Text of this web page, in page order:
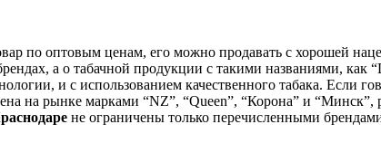
по оптовым ценам, его можно продавать с хорошей
а о табачной продукции с такими названиями, как
и с использованием качественного табака. Если
на рынке марками “NZ”, “Queen”, “Корона” и “Минск”,
не ограничены только перечисленными